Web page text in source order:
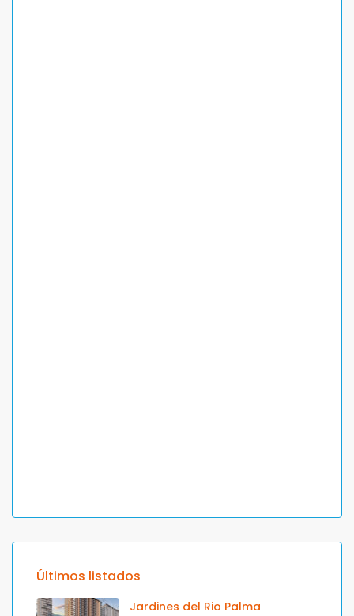
Últimos listados
Jardines del Rio Palma